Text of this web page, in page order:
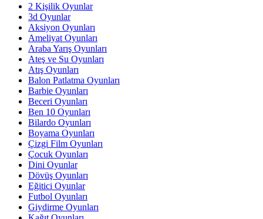
2 Kişilik Oyunlar
3d Oyunlar
Aksiyon Oyunları
Ameliyat Oyunları
Araba Yarış Oyunları
Ateş ve Su Oyunları
Atış Oyunları
Balon Patlatma Oyunları
Barbie Oyunları
Beceri Oyunları
Ben 10 Oyunları
Bilardo Oyunları
Boyama Oyunları
Çizgi Film Oyunları
Çocuk Oyunları
Dini Oyunlar
Dövüş Oyunları
Eğitici Oyunlar
Futbol Oyunları
Giydirme Oyunları